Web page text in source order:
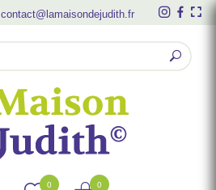
contact@lamaisondejudith.fr
0 0